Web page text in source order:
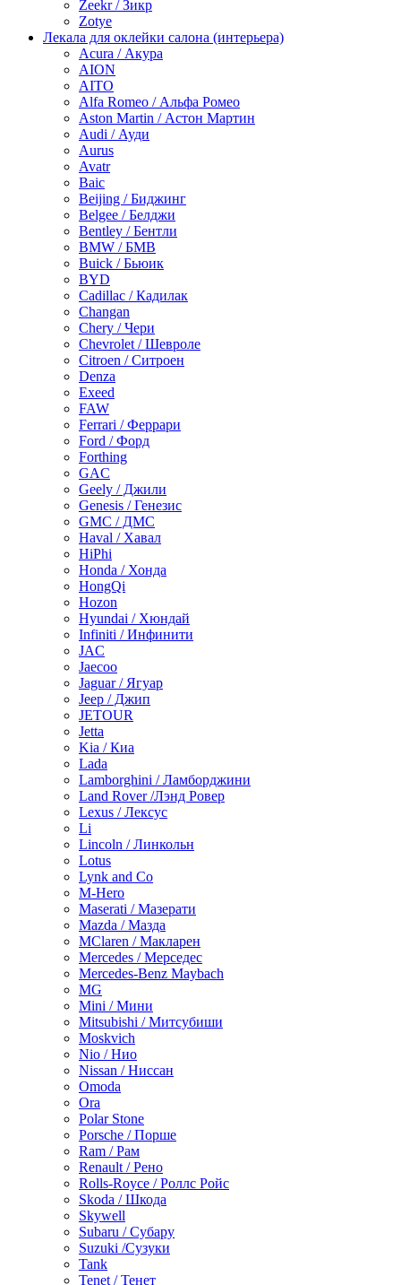
Zeekr / Зикр
Zotye
Лекала для оклейки салона (интерьера)
Acura / Акура
AION
AITO
Alfa Romeo / Альфа Ромео
Aston Martin / Астон Мартин
Audi / Ауди
Aurus
Avatr
Baic
Beijing / Биджинг
Belgee / Белджи
Bentley / Бентли
BMW / БМВ
Buick / Бьюик
BYD
Cadillac / Кадилак
Changan
Chery / Чери
Chevrolet / Шевроле
Citroen / Ситроен
Denza
Exeed
FAW
Ferrari / Феррари
Ford / Форд
Forthing
GAC
Geely / Джили
Genesis / Генезис
GMC / ДМС
Haval / Хавал
HiPhi
Honda / Хонда
HongQi
Hozon
Hyundai / Хюндай
Infiniti / Инфинити
JAC
Jaecoo
Jaguar / Ягуар
Jeep / Джип
JETOUR
Jetta
Kia / Киа
Lada
Lamborghini / Ламборджини
Land Rover /Лэнд Ровер
Lexus / Лексус
Li
Lincoln / Линкольн
Lotus
Lynk and Co
M-Hero
Maserati / Мазерати
Mazda / Мазда
MClaren / Макларен
Mercedes / Мерседес
Mercedes-Benz Maybach
MG
Mini / Мини
Mitsubishi / Митсубиши
Moskvich
Nio / Нио
Nissan / Ниссан
Omoda
Ora
Polar Stone
Porsche / Порше
Ram / Рам
Renault / Рено
Rolls-Royce / Роллс Ройс
Skoda / Шкода
Skywell
Subaru / Субару
Suzuki /Сузуки
Tank
Tenet / Тенет